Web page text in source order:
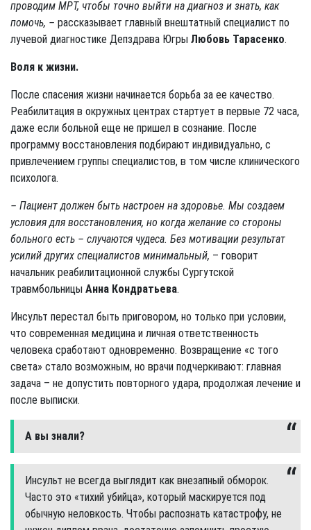
проводим МРТ, чтобы точно выйти на диагноз и знать, как
помочь, – рассказывает главный внештатный специалист по
лучевой диагностике Депздрава Югры Любовь Тарасенко.
Воля к жизни.
После спасения жизни начинается борьба за ее качество.
Реабилитация в окружных центрах стартует в первые 72 часа,
даже если больной еще не пришел в сознание. После
программу восстановления подбирают индивидуально, с
привлечением группы специалистов, в том числе клинического
психолога.
– Пациент должен быть настроен на здоровье. Мы создаем
условия для восстановления, но когда желание со стороны
больного есть – случаются чудеса. Без мотивации результат
усилий других специалистов минимальный, – говорит
начальник реабилитационной службы Сургутской
травмбольницы Анна Кондратьева.
Инсульт перестал быть приговором, но только при условии,
что современная медицина и личная ответственность
человека сработают одновременно. Возвращение «с того
света» стало возможным, но врачи подчеркивают: главная
задача – не допустить повторного удара, продолжая лечение и
после выписки.
А вы знали?
Инсульт не всегда выглядит как внезапный обморок.
Часто это «тихий убийца», который маскируется под
обычную неловкость. Чтобы распознать катастрофу, не